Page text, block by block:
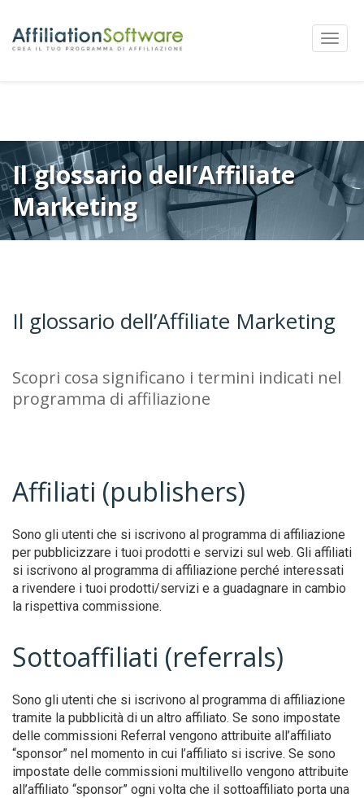
Menu
Navigazione
articolo
Il glossario dell’Affiliate
Marketing
Il glossario dell’Affiliate Marketing
Scopri cosa significano i termini indicati nel
programma di affiliazione
Affiliati (publishers)
Sono gli utenti che si iscrivono al programma di affiliazione
per pubblicizzare i tuoi prodotti e servizi sul web. Gli affiliati
si iscrivono al programma di affiliazione perché interessati
a rivendere i tuoi prodotti/servizi e a guadagnare in cambio
la rispettiva commissione.
Sottoaffiliati (referrals)
Sono gli utenti che si iscrivono al programma di affiliazione
tramite la pubblicità di un altro affiliato. Se sono impostate
delle commissioni Referral vengono attribuite all’affiliato
“sponsor” nel momento in cui l’affiliato si iscrive. Se sono
impostate delle commissioni multilivello vengono attribuite
all’affiliato “sponsor” ogni volta che il sottoaffiliato porta una